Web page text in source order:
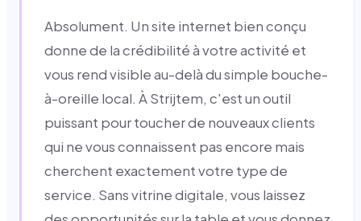
Absolument. Un site internet bien conçu
donne de la crédibilité à votre activité et
vous rend visible au-delà du simple bouche-
à-oreille local. À Strijtem, c'est un outil
puissant pour toucher de nouveaux clients
qui ne vous connaissent pas encore mais
cherchent exactement votre type de
service. Sans vitrine digitale, vous laissez